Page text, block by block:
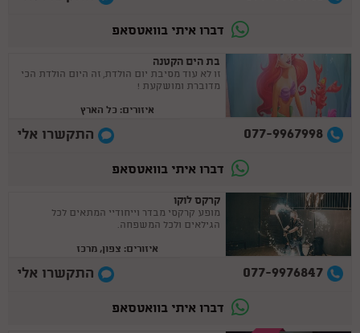
דברו איתי בוואטסאפ
בת הים הקטנה
זו לא עוד מסיבת יום הולדת, זה היום הולדת הכי
מדוברת ומושקעת !
איזורים: כל הארץ
077-9967998 התקשרו אלי
דברו איתי בוואטסאפ
קרקס לוקו
מופע קרקסי מבדר וייחודיי המתאים לכל
הגילאים ולכל המשפחה.
איזורים: צפון, מרכז
077-9976847 התקשרו אלי
דברו איתי בוואטסאפ